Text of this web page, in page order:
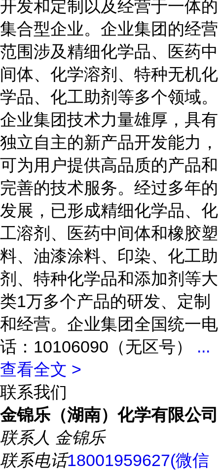
开发和定制以及经营于一体的
集合型企业。企业集团的经营
范围涉及精细化学品、医药中
间体、化学溶剂、特种无机化
学品、化工助剂等多个领域。
企业集团技术力量雄厚，具有
独立自主的新产品开发能力，
可为用户提供高品质的产品和
完善的技术服务。经过多年的
发展，已形成精细化学品、化
工溶剂、医药中间体和橡胶塑
料、油漆涂料、印染、化工助
剂、特种化学品和添加剂等大
类1万多个产品的研发、定制
和经营。企业集团全国统一电
话：10106090（无区号） ...
查看全文 >
联系我们
金锦乐（湖南）化学有限公司
联系人 金锦乐
联系电话18001959627(微信